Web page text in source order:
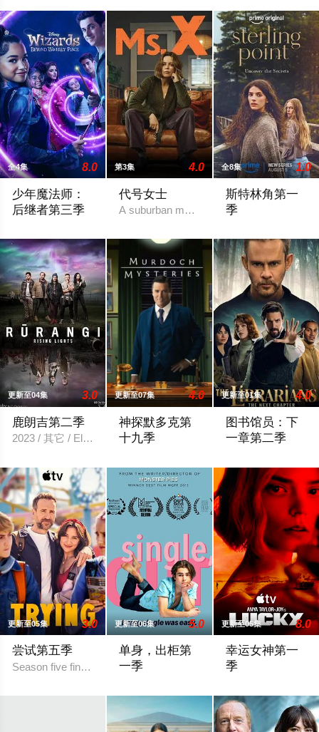
全4集 8.0
少年魔法师：
后继者第三季
第3集 4.0
代号女士
A suburban mom and her high school
全8集 1.0
斯特林角第一
季
更新至04集 3.0
鹿朗吉第二季
2023 / 其它 / Elz,Carrad,Awahina,Rose,Ashby,科恩·霍洛维
更新至07集 4.0
神探默多克第
十九季
更新至01集 4.0
图书馆员：下
一章第二季
更新至05集 3.0
尝试第五季
Season five finds Nikki (Esther Smith) and Jason (Rafe Spall)
更新至06集 5.0
单身，出柜第
一季
更新至05集 8.0
幸运女神第一
季